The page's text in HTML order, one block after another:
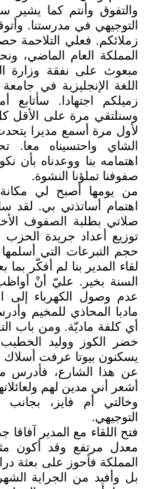
والتفوق وأنتم كما
التوجيهي في مدرستنا.
زملائكم. فعلي التلاحمة
المملكة العام الماضي،
مبعوث على نفقة وزارة
اللغة الإنجليزية في
زميلكم اجتهادا. سأتابع
وسنلتقي مرة على
لأول مرة أسمع مديرا
الشاي واحتسيناه معا.
اهتمامه بنا ووعدناه
صفوفنا تملؤنا النشوة.
من يومها أصبح لي
اهتمام أساتذتي بي. لقد
صلاتي بطلبة الصفوف
توزيع أعداد جريدة
حجم التبرعات التي
لقاء المدير بنا لم أفكّر
السنة بخير. عليّ أنْ
عدم وصول الكهرباء إلى
مادبا المحاذي للمخيم
أي كلفة ماديّة. ومن باب
خضر الكوز ووليد الخطيب
يسكنون بيوتا عرفت أسلاك
عن هذا الشارع، فأدرس
أشعر أني مدين لهم
وخالتي أم فايز،
التوجيهي.
فتح اللقاء مع المدير
معدل مرتفع وقد أكون
المملكة فأحوز على بعثة
بل وأفيد من الجراية